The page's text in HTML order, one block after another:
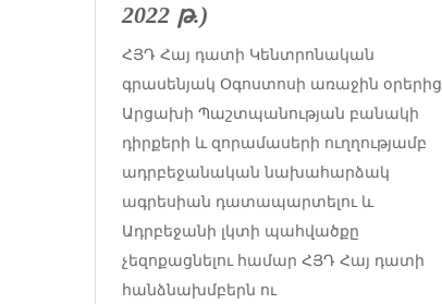
2022 թ.)
ՀՅԴ Հայ դատի Կենտրոնական
գրասենյակ Օգոստոսի առաջին օրերից
Արցախի Պաշտպանության բանակի
դիրքերի և զորամասերի ուղղությամբ
ադրբեջանական նախահարձակ
ագրեսիան դատապարտելու և
Ադրբեջանի լկտի պահվածքը
չեզոքացնելու համար ՀՅԴ Հայ դատի
հանձնախմբերն ու